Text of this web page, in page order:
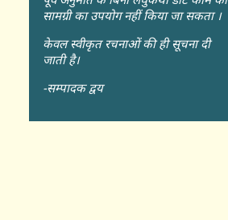
सामग्री का उपयोग नहीं किया जा सकता ।
केवल स्वीकृत रचनाओं की ही सूचना दी
जाती है।
-सम्पादक द्वय